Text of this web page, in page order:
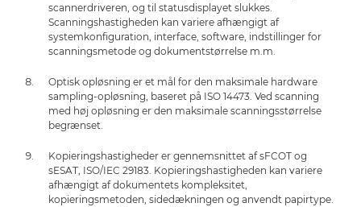
scannerdriveren, og til statusdisplayet slukkes.
Scanningshastigheden kan variere afhængigt af
systemkonfiguration, interface, software, indstillinger for
scanningsmetode og dokumentstørrelse m.m.
Optisk opløsning er et mål for den maksimale hardware
sampling-opløsning, baseret på ISO 14473. Ved scanning
med høj opløsning er den maksimale scanningsstørrelse
begrænset.
Kopieringshastigheder er gennemsnittet af sFCOT og
sESAT, ISO/IEC 29183. Kopieringshastigheden kan variere
afhængigt af dokumentets kompleksitet,
kopieringsmetoden, sidedækningen og anvendt papirtype.